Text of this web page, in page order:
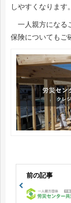
しやすくなります。
一人親方になる
保険についてもご
前の記事